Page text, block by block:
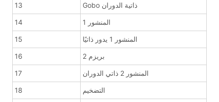
13 Gobo ذاتية الدوران
14 المنشور 1
15 المنشور 1 يدور ذاتيًا
16 بريزم 2
17 المنشور 2 ذاتي الدوران
18 التضخيم